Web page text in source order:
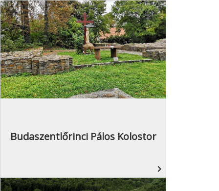
Budaszentlőrinci Pálos Kolostor
navigate_next